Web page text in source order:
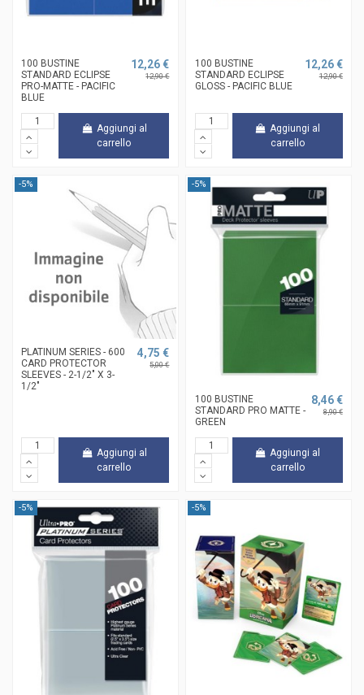
100 BUSTINE
STANDARD ECLIPSE
PRO-MATTE - PACIFIC
BLUE
12,26 €
12,90 €
Aggiungi al
carrello
100 BUSTINE
STANDARD ECLIPSE
GLOSS - PACIFIC BLUE
12,26 €
12,90 €
Aggiungi al
carrello
-5%
PLATINUM SERIES - 600
CARD PROTECTOR
SLEEVES - 2-1/2" X 3-
1/2"
4,75 €
5,00 €
Aggiungi al
carrello
-5%
100 BUSTINE
STANDARD PRO MATTE -
GREEN
8,46 €
8,90 €
Aggiungi al
carrello
-5% -5%